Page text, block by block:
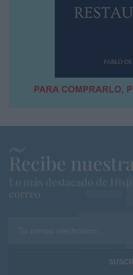
Recibe
Lo más destacado de
correo
Tu correo electrónico...